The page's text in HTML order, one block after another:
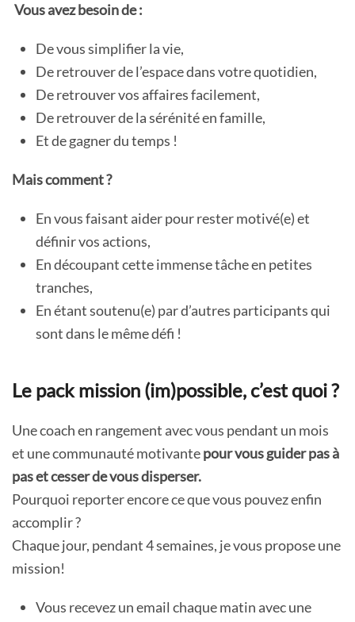
Vous avez besoin de :
De vous simplifier la vie,
De retrouver de l’espace dans votre quotidien,
De retrouver vos affaires facilement,
De retrouver de la sérénité en famille,
Et de gagner du temps !
Mais comment ?
En vous faisant aider pour rester motivé(e) et
définir vos actions,
En découpant cette immense tâche en petites
tranches,
En étant soutenu(e) par d’autres participants qui
sont dans le même défi !
Le pack mission (im)possible, c’est quoi ?
Une coach en rangement avec vous pendant un mois
et une communauté motivantepour vous guider pas à
pas et cesser de vous disperser.
Pourquoi reporter encore ce que vous pouvez enfin
accomplir ?
Chaque jour, pendant 4 semaines, je vous propose une
mission!
Vous recevez un email chaque matin avec une